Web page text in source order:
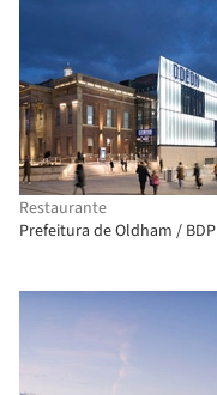
Restaurante
Prefeitura de Oldham / BDP